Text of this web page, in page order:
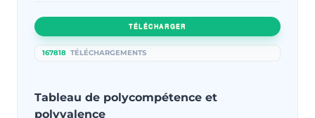
TÉLÉCHARGER
167818 TÉLÉCHARGEMENTS
Tableau de polycompétence et
polyvalence